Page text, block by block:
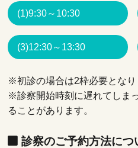
(1)9:30～10:30
(3)12:30～13:30
※初診の場合は2枠必要となり
※診察開始時刻に遅れてしま
ることがあります。
診察のご予約方法につ